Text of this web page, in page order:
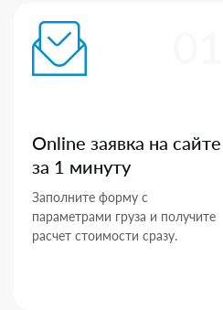
Online заявка на сайте
за 1 минуту
Заполните форму с
параметрами груза и получите
расчет стоимости сразу.